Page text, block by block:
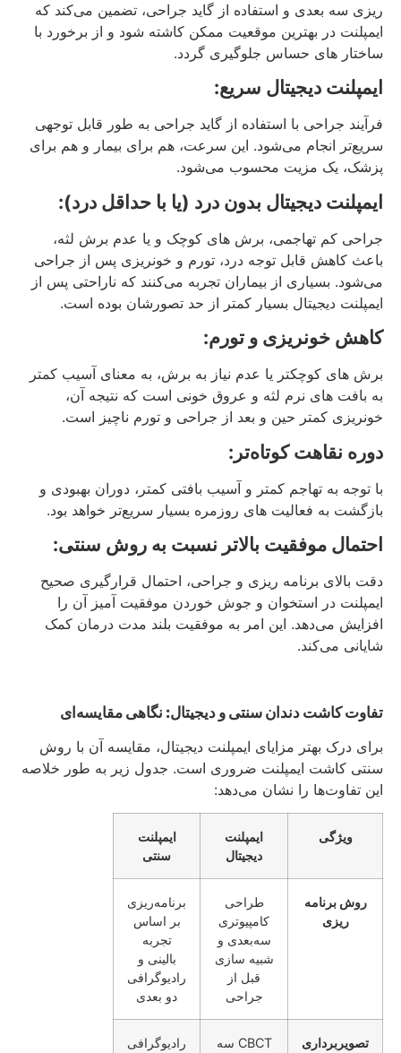
ریزی سه‌ بعدی و استفاده از گاید جراحی، تضمین می‌کند که
ایمپلنت در بهترین موقعیت ممکن کاشته شود و از برخورد با
ساختار های حساس جلوگیری گردد.
ایمپلنت دیجیتال سریع:
فرآیند جراحی با استفاده از گاید جراحی به طور قابل توجهی
سریع‌تر انجام می‌شود. این سرعت، هم برای بیمار و هم برای
پزشک، یک مزیت محسوب می‌شود.
ایمپلنت دیجیتال بدون درد (یا با حداقل درد):
جراحی کم‌ تهاجمی، برش‌ های کوچک و یا عدم برش لثه،
باعث کاهش قابل توجه درد، تورم و خونریزی پس از جراحی
می‌شود. بسیاری از بیماران تجربه می‌کنند که ناراحتی پس از
ایمپلنت دیجیتال بسیار کمتر از حد تصورشان بوده است.
کاهش خونریزی و تورم:
برش‌ های کوچکتر یا عدم نیاز به برش، به معنای آسیب کمتر
به بافت‌ های نرم لثه و عروق خونی است که نتیجه آن،
خونریزی کمتر حین و بعد از جراحی و تورم ناچیز است.
دوره نقاهت کوتاه‌تر:
با توجه به تهاجم کمتر و آسیب بافتی کمتر، دوران بهبودی و
بازگشت به فعالیت‌ های روزمره بسیار سریع‌تر خواهد بود.
احتمال موفقیت بالاتر نسبت به روش سنتی:
دقت بالای برنامه‌ ریزی و جراحی، احتمال قرارگیری صحیح
ایمپلنت در استخوان و جوش خوردن موفقیت‌ آمیز آن را
افزایش می‌دهد. این امر به موفقیت بلند مدت درمان کمک
شایانی می‌کند.
تفاوت کاشت دندان سنتی و دیجیتال: نگاهی مقایسه‌ای
برای درک بهتر مزایای ایمپلنت دیجیتال، مقایسه آن با روش
سنتی کاشت ایمپلنت ضروری است. جدول زیر به طور خلاصه
این تفاوت‌ها را نشان می‌دهد:
ویژگی
ایمپلنت
دیجیتال
ایمپلنت
سنتی
روش برنامه‌
ریزی
طراحی
کامپیوتری
سه‌بعدی و
شبیه‌ سازی
قبل از
جراحی
برنامه‌ریزی
بر اساس
تجربه
بالینی و
رادیوگرافی
دو بعدی
تصویربرداری
CBCT سه‌
رادیوگرافی